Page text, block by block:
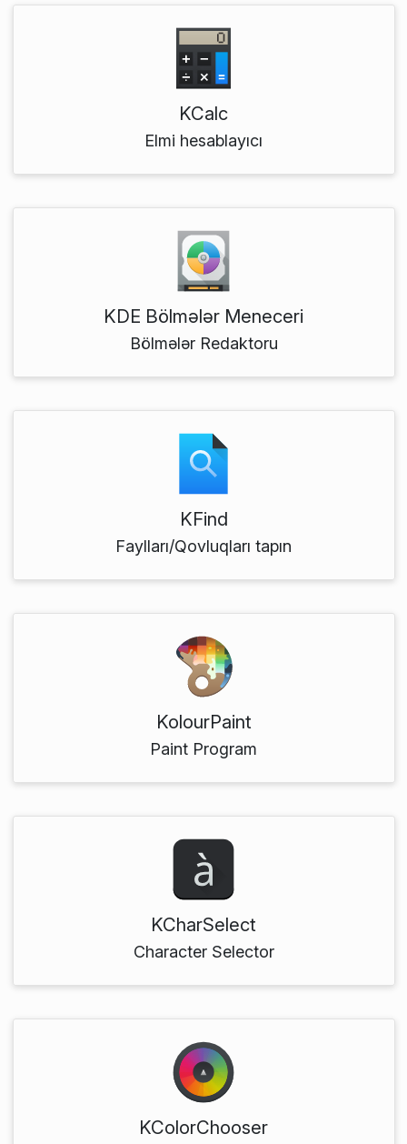
KCalc
Elmi hesablayıcı
KDE Bölmələr Meneceri
Bölmələr Redaktoru
KFind
Faylları/Qovluqları tapın
KolourPaint
Paint Program
KCharSelect
Character Selector
KColorChooser